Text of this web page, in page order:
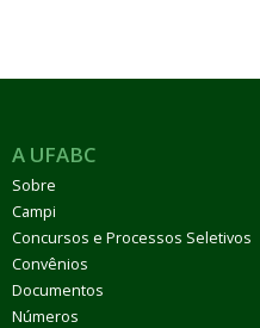
A UFABC
Sobre
Campi
Concursos e Processos Seletivos
Convênios
Documentos
Números